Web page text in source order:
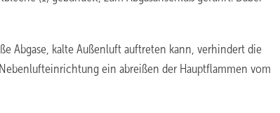
Abgase, kalte Außenluft auftreten kann, verhindert die
ein abreißen der Hauptflammen vom